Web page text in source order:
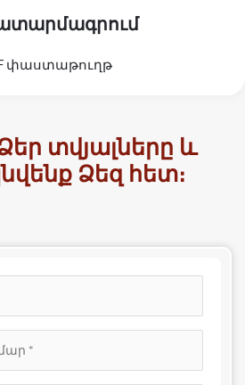
փաստաթուղթ
տվյալները և
Ձեզ հետ։